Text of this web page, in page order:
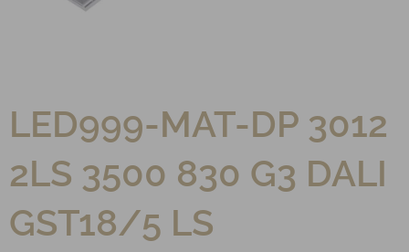
LED999-MAT-DP 3012
2LS 3500 830 G3 DALI
GST18/5 LS